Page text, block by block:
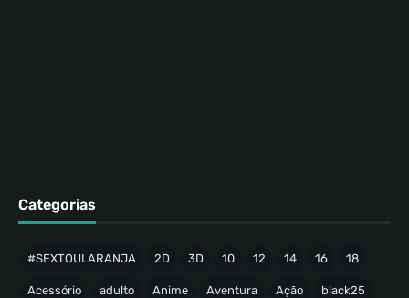
Categorias
#SEXTOULARANJA 2D 3D 10 12 14 16 18
Acessório adulto Anime Aventura Ação black25